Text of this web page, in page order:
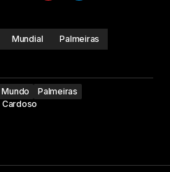
Mundial Palmeiras
Mundo
Palmeiras